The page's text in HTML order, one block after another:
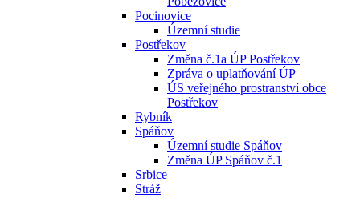
Pocinovice
Územní studie
Postřekov
Změna č.1a ÚP Postřekov
Zpráva o uplatňování ÚP
ÚS veřejného prostranství obce
Postřekov
Rybník
Spáňov
Územní studie Spáňov
Změna ÚP Spáňov č.1
Srbice
Stráž